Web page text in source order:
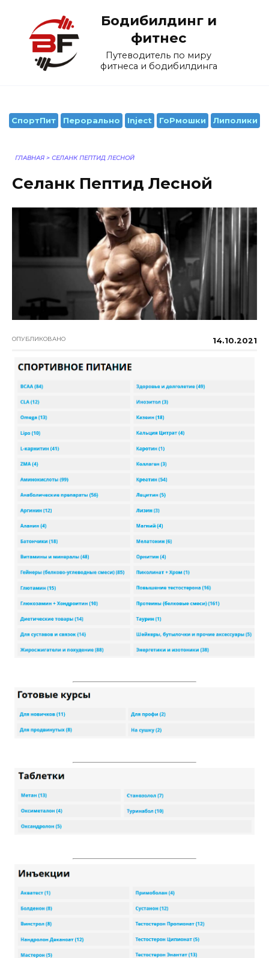
содержанию
Бодибилдинг и
фитнес
Путеводитель по миру
фитнеса и бодибилдинга
СпортПит Перорально Inject ГоРмошки Липолики
ГЛАВНАЯ > СЕЛАНК ПЕПТИД ЛЕСНОЙ
Селанк Пептид Лесной
ОПУБЛИКОВАНО 14.10.2021